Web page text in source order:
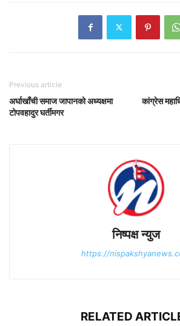
Previous article
अर्घाखाँची समाज जापानको अध्यक्षमा
टोपवहादुर घर्तीमगर
कांग्रेस
निष्पक्ष न्युज
https://
RELATED